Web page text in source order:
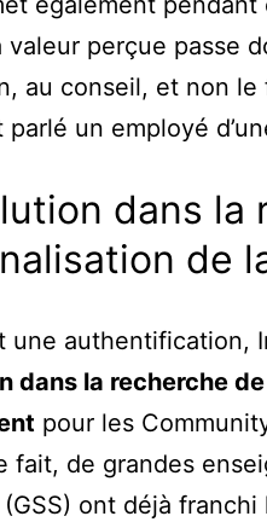
valeur perçue passe
au conseil, et non
parlé un employé
dans la
de
une authentification,
dans la recherche
pour les
fait, de grandes
ont déjà